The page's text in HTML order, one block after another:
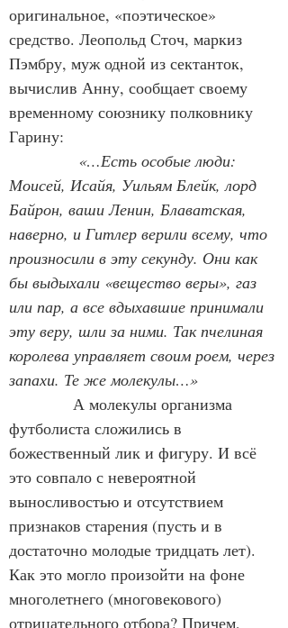
оригинальное, «поэтическое»
средство. Леопольд Сточ, маркиз
Пэмбру, муж одной из сектанток,
вычислив Анну, сообщает своему
временному союзнику полковнику
Гарину:
«…Есть особые люди:
Моисей, Исайя, Уильям Блейк, лорд
Байрон, ваши Ленин, Блаватская,
наверно, и Гитлер верили всему, что
произносили в эту секунду. Они как
бы выдыхали «вещество веры», газ
или пар, а все вдыхавшие принимали
эту веру, шли за ними. Так пчелиная
королева управляет своим роем, через
запахи. Те же молекулы…»
А молекулы организма
футболиста сложились в
божественный лик и фигуру. И всё
это совпало с невероятной
выносливостью и отсутствием
признаков старения (пусть и в
достаточно молодые тридцать лет).
Как это могло произойти на фоне
многолетнего (многовекового)
отрицательного отбора? Причем,